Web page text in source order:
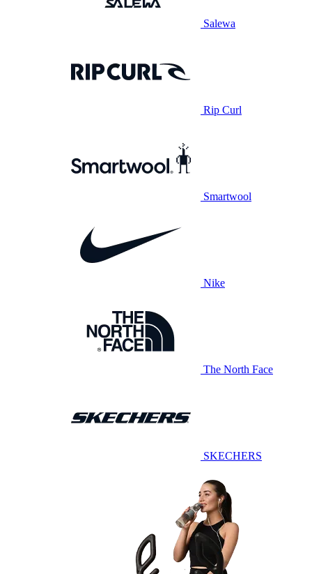
Salewa
Rip Curl
Smartwool
Nike
The North Face
SKECHERS